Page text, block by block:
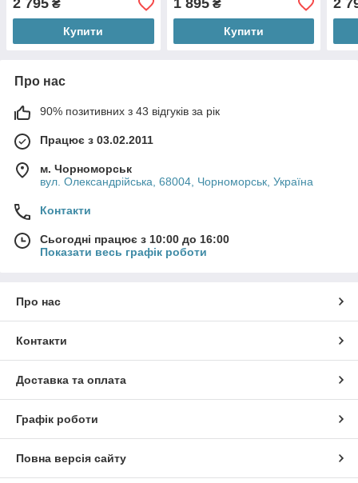
2 795 ₴
Купити
ЕМ3В-45-0,8/220
1 895₴
Купити
28
2
Про нас
90% позитивних з 43 відгуків за рік
Працює з 03.02.2011
м. Чорноморськ
вул. Олександрійська, 68004, Чорноморськ, Україна
Контакти
Сьогодні працює з 10:00 до 16:00
Показати весь графік роботи
Про нас
Контакти
Доставка та оплата
Графік роботи
Повна версія сайту